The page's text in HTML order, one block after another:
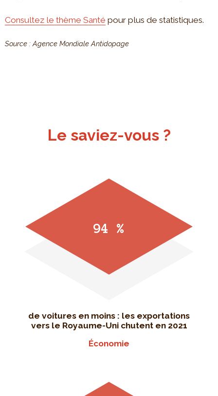
Consultez le thème Santé pour plus de statistiques.
Source : Agence Mondiale Antidopage
Le saviez-vous ?
94 %
de voitures en moins : les exportations
vers le Royaume-Uni chutent en 2021
Économie